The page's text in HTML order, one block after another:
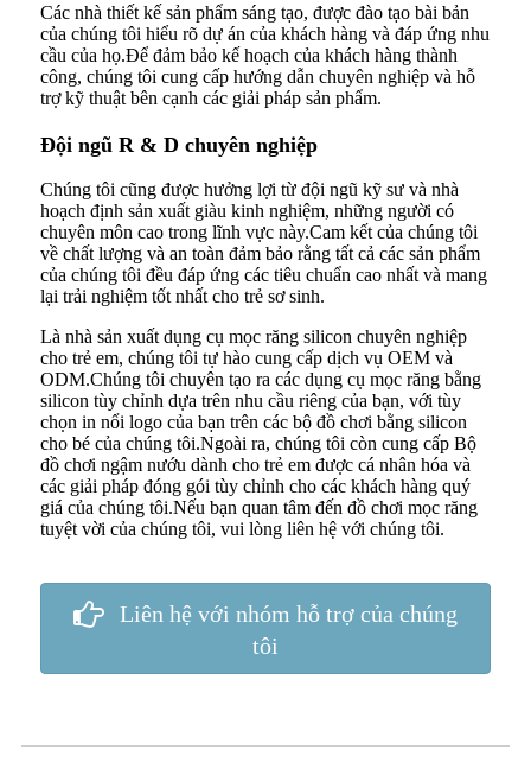
Các nhà thiết kế sản phẩm sáng tạo, được đào tạo bài bản
của chúng tôi hiểu rõ dự án của khách hàng và đáp ứng nhu
cầu của họ.Để đảm bảo kế hoạch của khách hàng thành
công, chúng tôi cung cấp hướng dẫn chuyên nghiệp và hỗ
trợ kỹ thuật bên cạnh các giải pháp sản phẩm.
Đội ngũ R & D chuyên nghiệp
Chúng tôi cũng được hưởng lợi từ đội ngũ kỹ sư và nhà
hoạch định sản xuất giàu kinh nghiệm, những người có
chuyên môn cao trong lĩnh vực này.Cam kết của chúng tôi
về chất lượng và an toàn đảm bảo rằng tất cả các sản phẩm
của chúng tôi đều đáp ứng các tiêu chuẩn cao nhất và mang
lại trải nghiệm tốt nhất cho trẻ sơ sinh.
Là nhà sản xuất dụng cụ mọc răng silicon chuyên nghiệp
cho trẻ em, chúng tôi tự hào cung cấp dịch vụ OEM và
ODM.Chúng tôi chuyên tạo ra các dụng cụ mọc răng bằng
silicon tùy chỉnh dựa trên nhu cầu riêng của bạn, với tùy
chọn in nổi logo của bạn trên các bộ đồ chơi bằng silicon
cho bé của chúng tôi.Ngoài ra, chúng tôi còn cung cấp Bộ
đồ chơi ngậm nướu dành cho trẻ em được cá nhân hóa và
các giải pháp đóng gói tùy chỉnh cho các khách hàng quý
giá của chúng tôi.Nếu bạn quan tâm đến đồ chơi mọc răng
tuyệt vời của chúng tôi, vui lòng liên hệ với chúng tôi.
Liên hệ với nhóm hỗ trợ của chúng
tôi